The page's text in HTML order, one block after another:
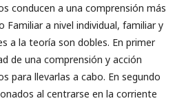
conducen a una comprensión más
a nivel individual, familiar y
a la teoría son dobles. En primer
de una comprensión y acción
para llevarlas a cabo. En segundo
al centrarse en la corriente